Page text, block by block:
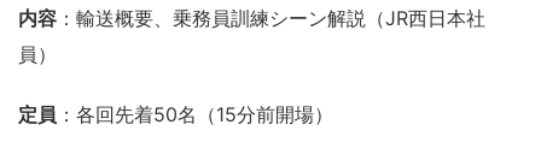
内容 ：輸送概要、乗務員訓練シーン解説（JR西日本社
員）
定員 ：各回先着50名（15分前開場）